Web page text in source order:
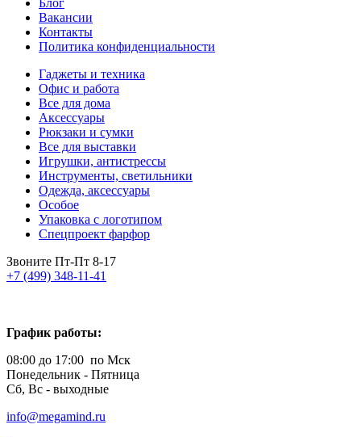
Вакансии
Контакты
Политика конфиденциальности
Гаджеты и техника
Офис и работа
Все для дома
Аксессуары
Рюкзаки и сумки
Все для выставки
Игрушки, антистрессы
Инструменты, светильники
Одежда, аксессуары
Особое
Упаковка с логотипом
Спецпроект фарфор
Звоните Пт-Пт 8-17
+7 (499) 348-11-41
График работы:
08:00 до 17:00 по Мск
Понедельник - Пятница
Сб, Вс - выходные
info@megamind.ru